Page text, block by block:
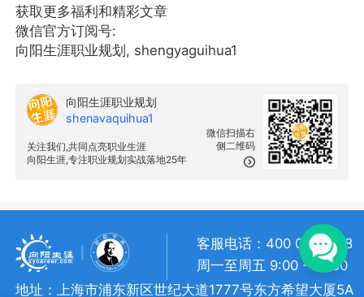
获取更多福利和精彩文章
微信官方订阅号:
向阳生涯职业规划, shengyaguihua1
微信扫描右
侧二维码
向阳生涯职业规划
shenavaquihua1
关注我们,共同点亮职业生涯
向阳生涯,专注职业规划实战落地25年
客服电话：400 057 1108
周一至周五 9:00 - 18:00
地址：上海市浦东新区世纪大道1777号东方希望大厦5A